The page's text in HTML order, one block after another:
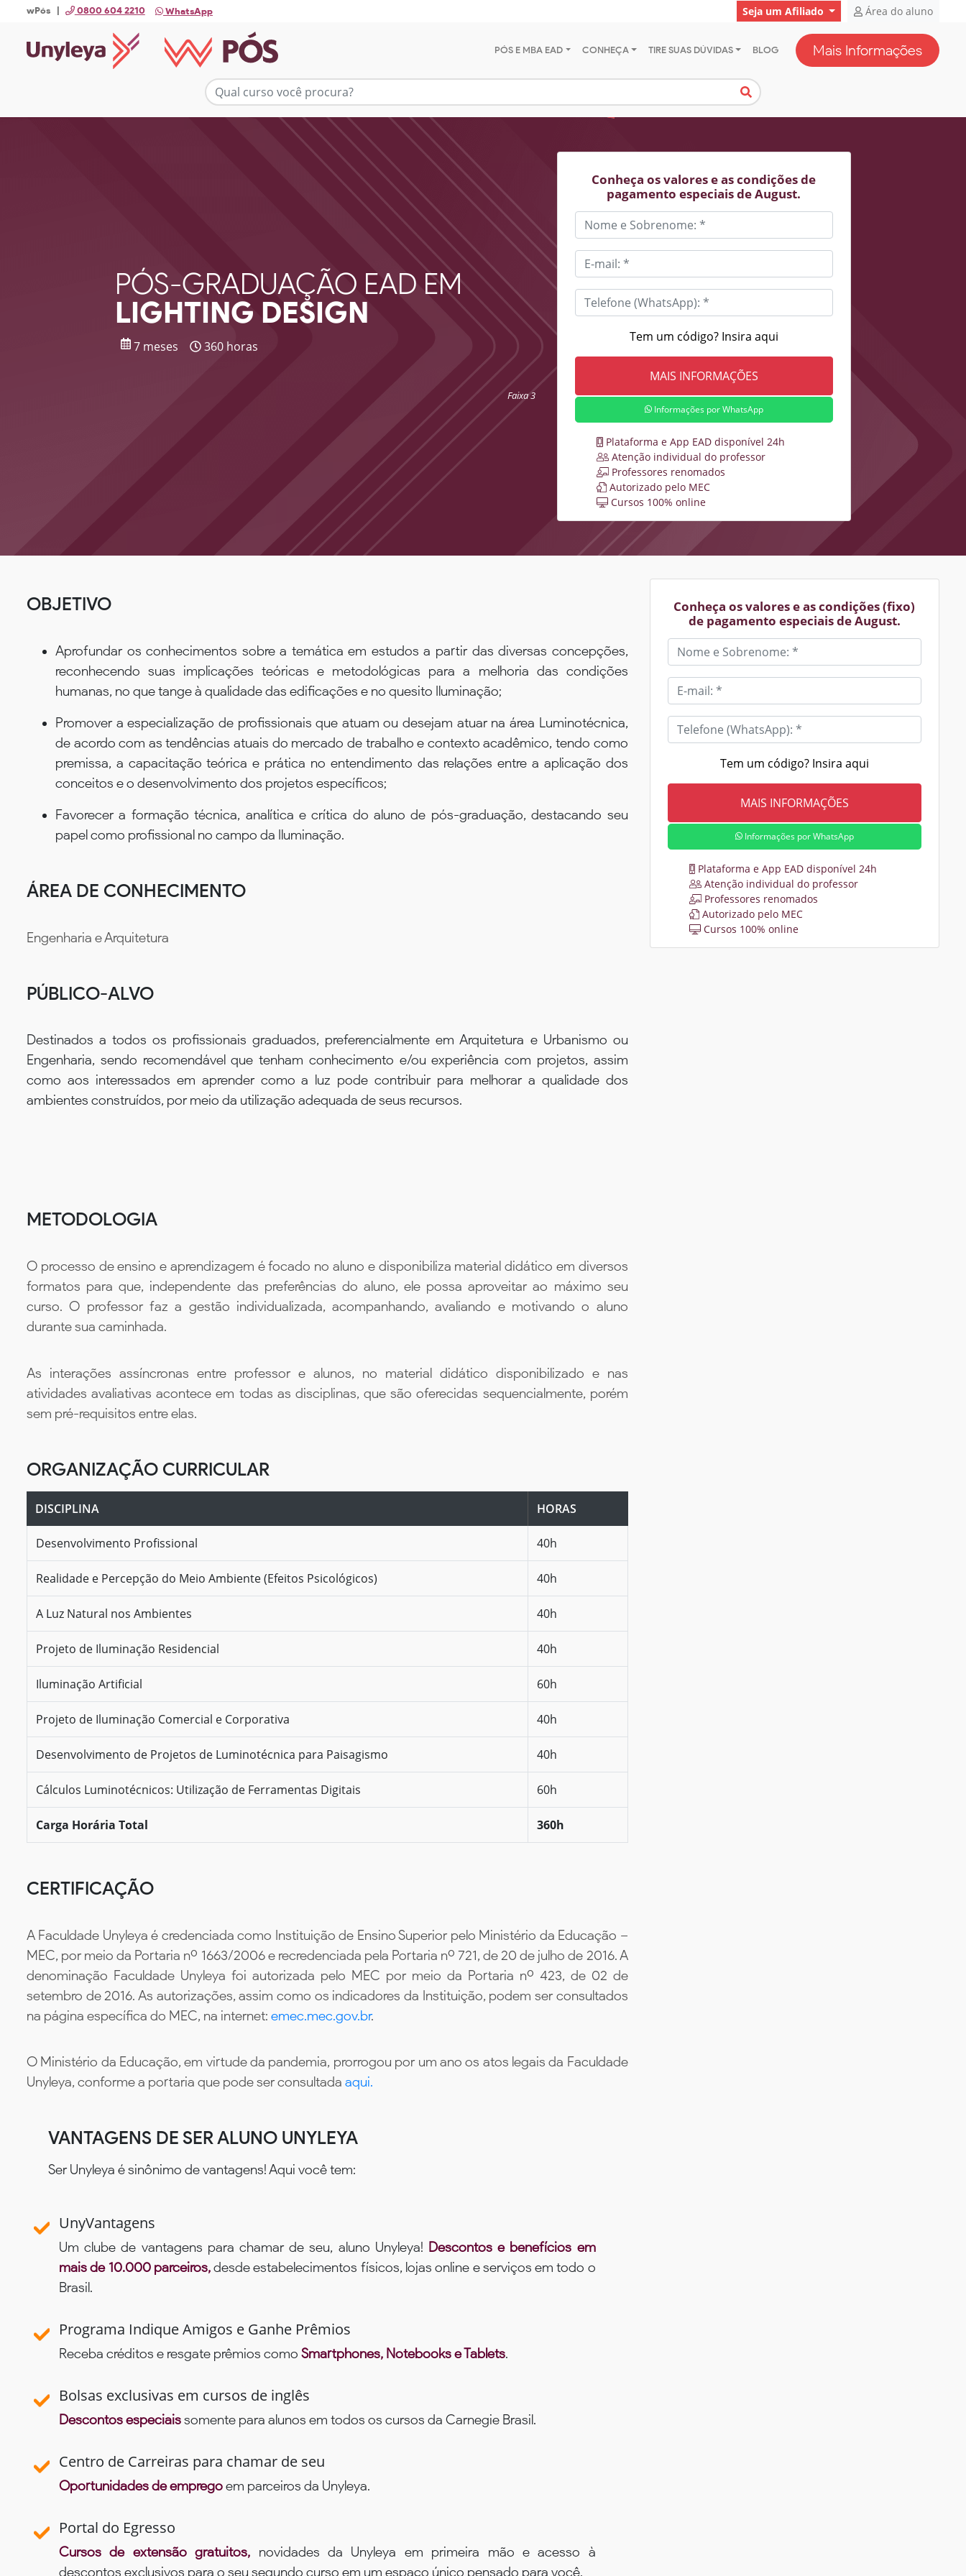
wPós | 0800 604 2210 WhatsApp Seja um Afiliado Área do aluno
PÓS E MBA EAD CONHEÇA TIRE SUAS DÚVIDAS BLOG Mais Informações
PÓS-GRADUAÇÃO EAD EM
LIGHTING DESIGN
7 meses 360 horas
Faixa 3
Conheça os valores e as condições de
pagamento especiais de August.
Tem um código? Insira aqui
Informações por WhatsApp
Plataforma e App EAD disponível 24h
Atenção individual do professor
Professores renomados
Autorizado pelo MEC
Cursos 100% online
OBJETIVO
Aprofundar os conhecimentos sobre a temática em estudos a partir das diversas concepções,
reconhecendo suas implicações teóricas e metodológicas para a melhoria das condições
humanas, no que tange à qualidade das edificações e no quesito Iluminação;
Promover a especialização de profissionais que atuam ou desejam atuar na área Luminotécnica,
de acordo com as tendências atuais do mercado de trabalho e contexto acadêmico, tendo como
premissa, a capacitação teórica e prática no entendimento das relações entre a aplicação dos
conceitos e o desenvolvimento dos projetos específicos;
Favorecer a formação técnica, analítica e crítica do aluno de pós-graduação, destacando seu
papel como profissional no campo da Iluminação.
ÁREA DE CONHECIMENTO
Engenharia e Arquitetura
PÚBLICO-ALVO
Destinados a todos os profissionais graduados, preferencialmente em Arquitetura e Urbanismo ou
Engenharia, sendo recomendável que tenham conhecimento e/ou experiência com projetos, assim
como aos interessados em aprender como a luz pode contribuir para melhorar a qualidade dos
ambientes construídos, por meio da utilização adequada de seus recursos.
METODOLOGIA
O processo de ensino e aprendizagem é focado no aluno e disponibiliza material didático em diversos
formatos para que, independente das preferências do aluno, ele possa aproveitar ao máximo seu
curso. O professor faz a gestão individualizada, acompanhando, avaliando e motivando o aluno
durante sua caminhada.
As interações assíncronas entre professor e alunos, no material didático disponibilizado e nas
atividades avaliativas acontece em todas as disciplinas, que são oferecidas sequencialmente, porém
sem pré-requisitos entre elas.
ORGANIZAÇÃO CURRICULAR
DISCIPLINA HORAS
Desenvolvimento Profissional 40h
Realidade e Percepção do Meio Ambiente (Efeitos Psicológicos) 40h
A Luz Natural nos Ambientes 40h
Projeto de Iluminação Residencial 40h
Iluminação Artificial 60h
Projeto de Iluminação Comercial e Corporativa 40h
Desenvolvimento de Projetos de Luminotécnica para Paisagismo 40h
Cálculos Luminotécnicos: Utilização de Ferramentas Digitais 60h
Carga Horária Total 360h
CERTIFICAÇÃO
A Faculdade Unyleya é credenciada como Instituição de Ensino Superior pelo Ministério da Educação –
MEC, por meio da Portaria nº 1663/2006 e recredenciada pela Portaria nº 721, de 20 de julho de 2016. A
denominação Faculdade Unyleya foi autorizada pelo MEC por meio da Portaria nº 423, de 02 de
setembro de 2016. As autorizações, assim como os indicadores da Instituição, podem ser consultados
na página específica do MEC, na internet: emec.mec.gov.br.
O Ministério da Educação, em virtude da pandemia, prorrogou por um ano os atos legais da Faculdade
Unyleya, conforme a portaria que pode ser consultada aqui.
VANTAGENS DE SER ALUNO UNYLEYA
Ser Unyleya é sinônimo de vantagens! Aqui você tem:
UnyVantagens
Um clube de vantagens para chamar de seu, aluno Unyleya! Descontos e benefícios em
mais de 10.000 parceiros,desde estabelecimentos físicos, lojas online e serviços em todo o
Brasil.
Programa Indique Amigos e Ganhe Prêmios
Receba créditos e resgate prêmios como Smartphones, Notebooks e Tablets.
Bolsas exclusivas em cursos de inglês
Descontos especiaissomente para alunos em todos os cursos da Carnegie Brasil.
Centro de Carreiras para chamar de seu
Oportunidades de empregoem parceiros da Unyleya.
Portal do Egresso
Cursos de extensão gratuitos, novidades da Unyleya em primeira mão e acesso à
descontos exclusivos para o seu segundo curso em um espaço único pensado para você.
Conheça os valores e as condições (fixo)
de pagamento especiais de August.
Tem um código? Insira aqui
Informações por WhatsApp
Plataforma e App EAD disponível 24h
Atenção individual do professor
Professores renomados
Autorizado pelo MEC
Cursos 100% online